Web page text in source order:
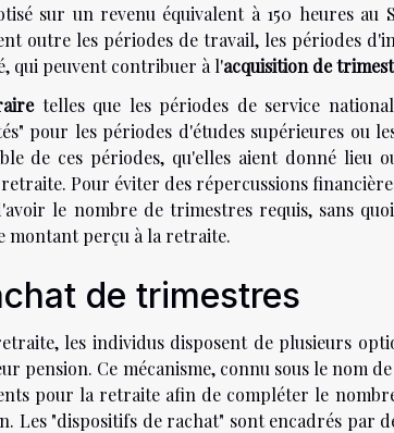
sur un revenu équivalent à 150 heures au
outre les périodes de travail, les périodes
qui peuvent contribuer à l'acquisition de
telles que les périodes de service
pour les périodes d'études supérieures ou
de ces périodes, qu'elles aient donné lieu
Pour éviter des répercussions
le nombre de trimestres requis, sans
montant perçu à la retraite.
de trimestres
les individus disposent de plusieurs
pension. Ce mécanisme, connu sous le nom
pour la retraite afin de compléter le
Les "dispositifs de rachat" sont encadrés par